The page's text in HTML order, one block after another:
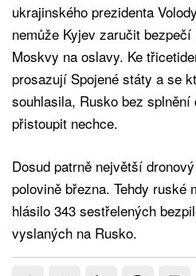
ukrajinského prezidenta
nemůže Kyjev zaručit
Moskvy na oslavy. Ke
prosazují Spojené státy a se
souhlasila, Rusko bez
přistoupit nechce.
Dosud patrně největší
polovině března. Tehdy ruské
hlásilo 343 sestřelených
vyslaných na Rusko.